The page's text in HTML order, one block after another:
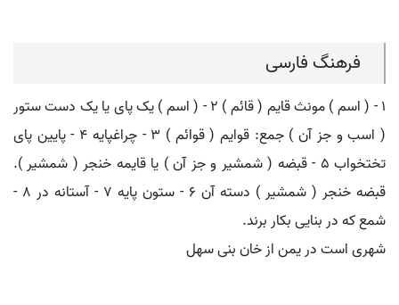
فرهنگ فارسی
۱ - ( اسم ) مونث قایم ( قائم ) ۲ - ( اسم ) یک پای یا یک دست ستور
( اسب و جز آن ) جمع: قوایم ( قوائم ) ۳ - چراغپایه ۴ - پایین پای
تختخواب ۵ - قبضه ( شمشیر و جز آن ) یا قایمه خنجر ( شمشیر ).
قبضه خنجر ( شمشیر ) دسته آن ۶ - ستون پایه ۷ - آستانه در ۸ -
شمع که در بنایی بکار برند.
شهری است در یمن از خان بنی سهل